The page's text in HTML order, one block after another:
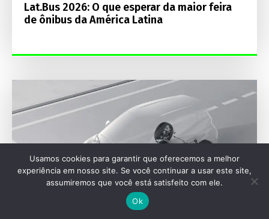
Lat.Bus 2026: O que esperar da maior feira
de ônibus da América Latina
Usamos cookies para garantir que oferecemos a melhor
experiência em nosso site. Se você continuar a usar este site,
assumiremos que você está satisfeito com ele.
Ok